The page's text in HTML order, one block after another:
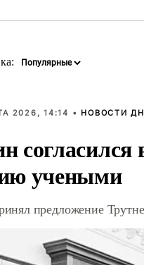
2026, 14:14 • НОВОСТИ
согласился
учеными
предложение